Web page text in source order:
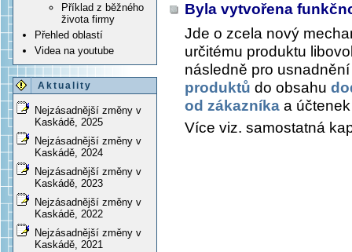
Příklad z běžného
života firmy
Přehled oblastí
Videa na youtube
Aktuality
Nejzásadnější změny v
Kaskádě, 2025
Nejzásadnější změny v
Kaskádě, 2024
Nejzásadnější změny v
Kaskádě, 2023
Nejzásadnější změny v
Kaskádě, 2022
Nejzásadnější změny v
Kaskádě, 2021
Byla vytvořena
Jde o zcela nový
určitému produktu
následně pro
produktů do obsahu
od zákazníka a
Více viz. samostatná